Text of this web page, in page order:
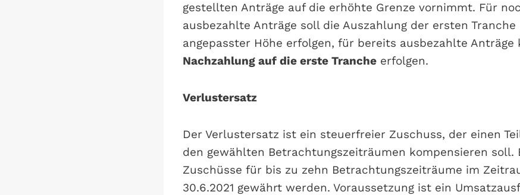
gestellten Anträge auf die erhöhte Grenze vornimmt. Für
ausbezahlte Anträge soll die Auszahlung der ersten
angepasster Höhe erfolgen, für bereits ausbezahlte Anträge
Nachzahlung auf die erste Tranche erfolgen.
Verlustersatz
Der Verlustersatz ist ein steuerfreier Zuschuss, der einen
den gewählten Betrachtungszeiträumen kompensieren soll.
Zuschüsse für bis zu zehn Betrachtungszeiträume im
30.6.2021 gewährt werden. Voraussetzung ist ein